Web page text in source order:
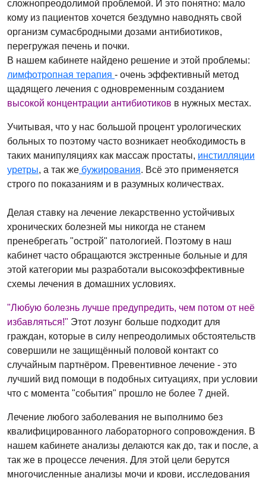
сложнопреодолимой проблемой. И это понятно: мало
кому из пациентов хочется бездумно наводнять свой
организм сумасбродными дозами антибиотиков,
перегружая печень и почки.
В нашем кабинете найдено решение и этой проблемы:
лимфотропная терапия - очень эффективный метод
щадящего лечения с одновременным созданием
высокой концентрации антибиотиков в нужных местах.
Учитывая, что у нас большой процент урологических
больных то поэтому часто возникает необходимость в
таких манипуляциях как массаж простаты, инстилляции
уретры, а так же бужирования. Всё это применяется
строго по показаниям и в разумных количествах.
Делая ставку на лечение лекарственно устойчивых
хронических болезней мы никогда не станем
пренебрегать "острой" патологией. Поэтому в наш
кабинет часто обращаются экстренные больные и для
этой категории мы разработали высокоэффективные
схемы лечения в домашних условиях.
"Любую болезнь лучше предупредить, чем потом от неё
избавляться!" Этот лозунг больше подходит для
граждан, которые в силу непреодолимых обстоятельств
совершили не защищённый половой контакт со
случайным партнёром. Превентивное лечение - это
лучший вид помощи в подобных ситуациях, при условии
что с момента "события" прошло не более 7 дней.
Лечение любого заболевания не выполнимо без
квалифицированного лабораторного сопровождения. В
нашем кабинете анализы делаются как до, так и после, а
так же в процессе лечения. Для этой цели берутся
многочисленные анализы мочи и крови, исследования